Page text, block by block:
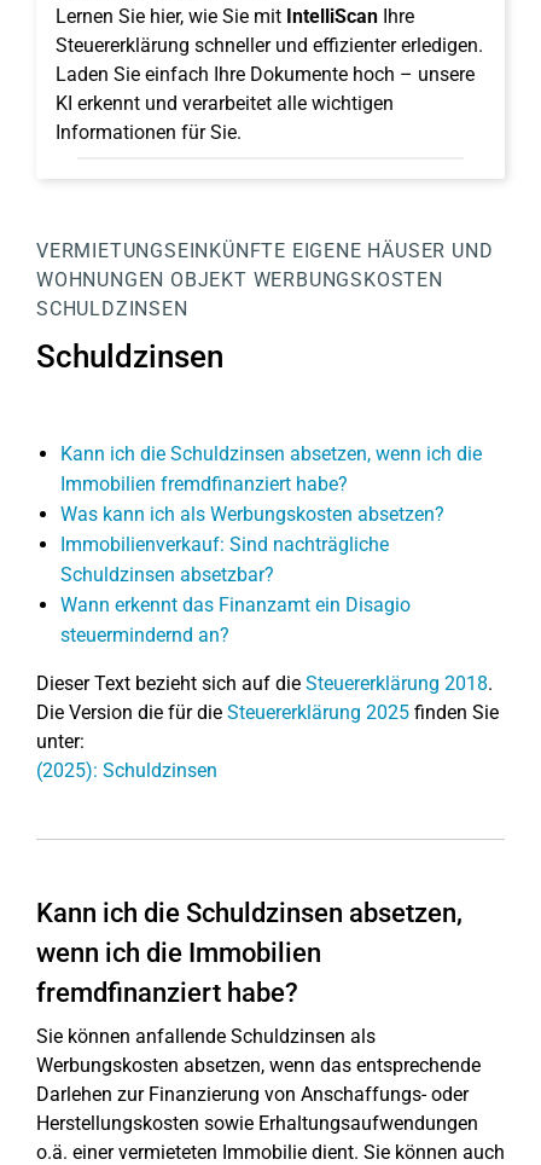
Lernen Sie hier, wie Sie mit IntelliScan Ihre
Steuererklärung schneller und effizienter erledigen.
Laden Sie einfach Ihre Dokumente hoch – unsere
KI erkennt und verarbeitet alle wichtigen
Informationen für Sie.
VERMIETUNGSEINKÜNFTE EIGENE HÄUSER UND
WOHNUNGEN OBJEKT WERBUNGSKOSTEN
SCHULDZINSEN
Schuldzinsen
Kann ich die Schuldzinsen absetzen, wenn ich die
Immobilien fremdfinanziert habe?
Was kann ich als Werbungskosten absetzen?
Immobilienverkauf: Sind nachträgliche
Schuldzinsen absetzbar?
Wann erkennt das Finanzamt ein Disagio
steuermindernd an?
Dieser Text bezieht sich auf die Steuererklärung 2018.
Die Version die für die Steuererklärung 2025 finden Sie
unter:
(2025): Schuldzinsen
Kann ich die Schuldzinsen absetzen,
wenn ich die Immobilien
fremdfinanziert habe?
Sie können anfallende Schuldzinsen als
Werbungskosten absetzen, wenn das entsprechende
Darlehen zur Finanzierung von Anschaffungs- oder
Herstellungskosten sowie Erhaltungsaufwendungen
o.ä. einer vermieteten Immobilie dient. Sie können auch